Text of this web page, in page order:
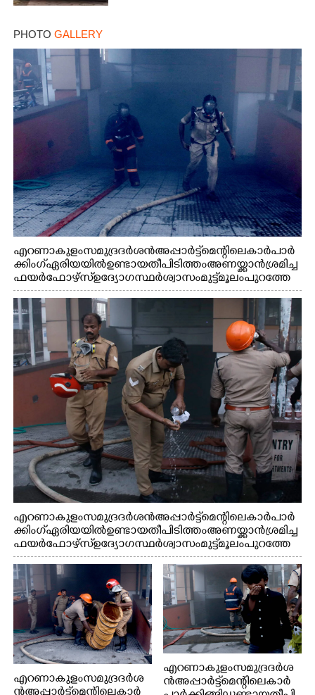
PHOTO GALLERY
എറണാകുളം സമുദ്ര ദർശൻ അപ്പാർട്ട്മെന്റിലെ കാർ പാർ
ക്കിംഗ് ഏരിയയിൽ ഉണ്ടായ തീപിടിത്തം അണയ്ക്കാൻ ശ്രമിച്ച
ഫയർഫോഴ്സ് ഉദ്യോഗസ്ഥർ ശ്വാസം മുട്ട് മൂലം പുറത്തേ
ക്കിറങ്ങി വരുന്നു
എറണാകുളം സമുദ്ര ദർശൻ അപ്പാർട്ട്മെന്റിലെ കാർ പാർ
ക്കിംഗ് ഏരിയയിൽ ഉണ്ടായ തീപിടിത്തം അണയ്ക്കാൻ ശ്രമിച്ച
ഫയർഫോഴ്സ് ഉദ്യോഗസ്ഥർ ശ്വാസം മുട്ട് മൂലം പുറത്തേ
ക്കിറങ്ങി മുഖം കഴുകുന്നു
എറണാകുളം സമുദ്ര ദർശ
എറണാകുളം സമുദ്ര ദർശ
ൻ അപ്പാർട്ട്മെന്റിലെ കാർ